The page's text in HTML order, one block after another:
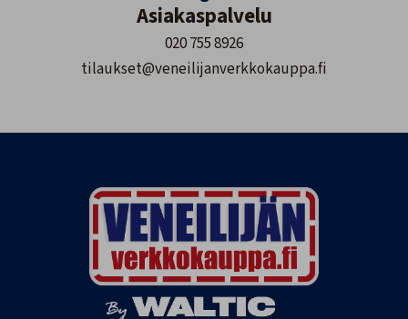
Asiakaspalvelu
020 755 8926
tilaukset@veneilijanverkkokauppa.fi